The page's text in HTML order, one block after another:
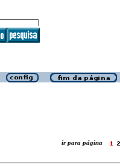
ir para página